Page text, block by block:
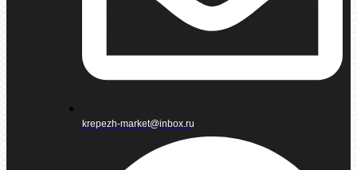
krepezh-market@inbox.ru